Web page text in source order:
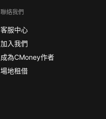
聯絡我們
客服中心
加入我們
成為CMoney作者
場地租借